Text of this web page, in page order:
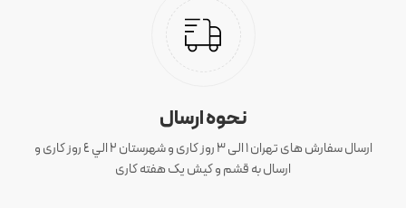
نحوه ارسال
ارسال سفارش های تهران 1 الی 3 روز کاری و شهرستان ٢ الي ٤ روز کاری و
ارسال به قشم و کیش یک هفته کاری